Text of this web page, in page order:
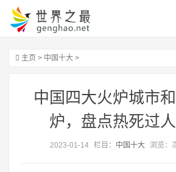
主页 > 中国十大 >
中国四大火炉城市
炉，盘点热死过
2023-01-14 栏目： 中国十大 浏览：